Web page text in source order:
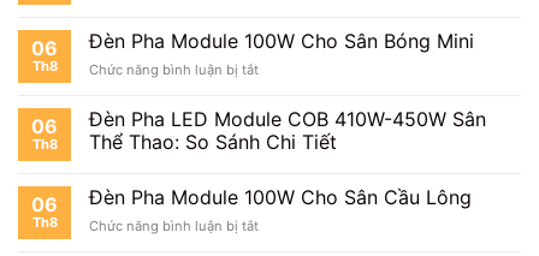
06
Th8
Đèn Pha Module 100W Cho Sân Bóng Mini
Chức năng bình luận bị tắtở
Pha
Module
100W
Sân
Mini
06
Th8
Đèn Pha LED Module COB 410W-450W Sân
Thể Thao: So Sánh Chi Tiết
06
Th8
Đèn Pha Module 100W Cho Sân Cầu Lông
Chức năng bình luận bị tắtở